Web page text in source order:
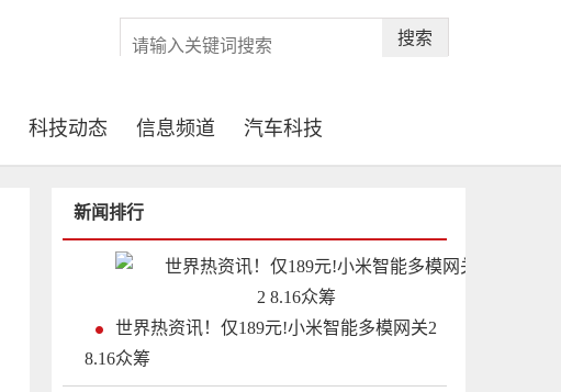
搜索
科技动态 信息频道 汽车科技
新闻排行
世界热资讯！仅189元!小米智能多模网关2
8.16众筹